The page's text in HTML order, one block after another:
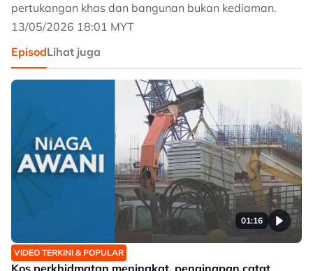
pertukangan khas dan bangunan bukan kediaman.
13/05/2026 18:01 MYT
EpisodLihat juga
01:16
VIDEO TERKINI & POPULAR
Kos perkhidmatan meningkat, penginapan catat